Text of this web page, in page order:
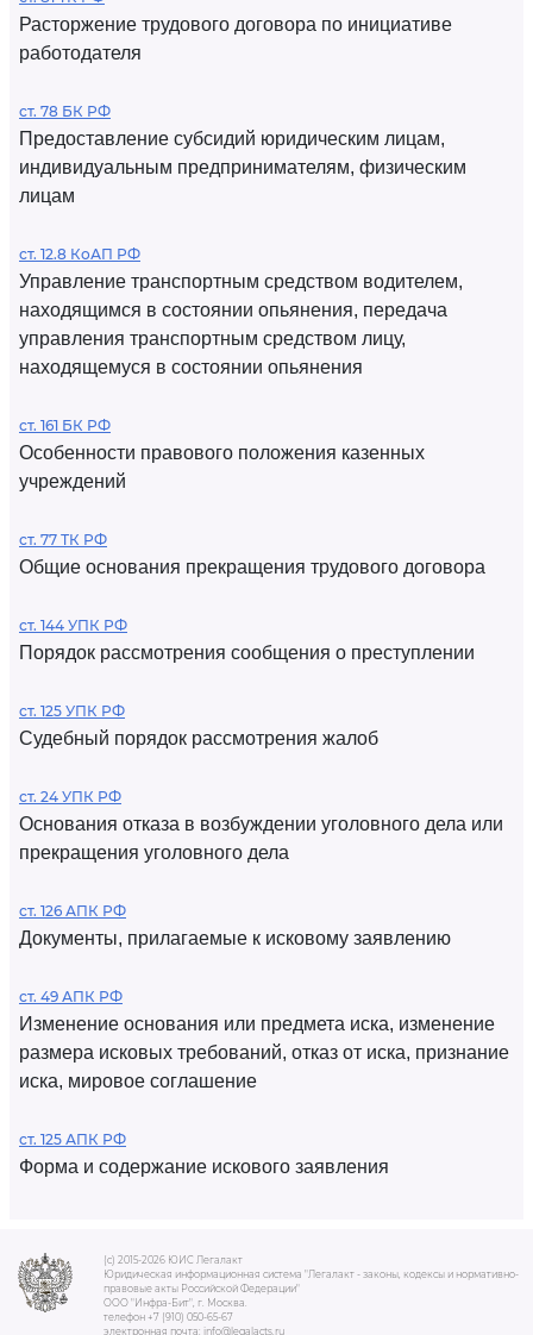
Расторжение трудового договора по инициативе
работодателя
ст. 78 БК РФ
Предоставление субсидий юридическим лицам,
индивидуальным предпринимателям, физическим
лицам
ст. 12.8 КоАП РФ
Управление транспортным средством водителем,
находящимся в состоянии опьянения, передача
управления транспортным средством лицу,
находящемуся в состоянии опьянения
ст. 161 БК РФ
Особенности правового положения казенных
учреждений
ст. 77 ТК РФ
Общие основания прекращения трудового договора
ст. 144 УПК РФ
Порядок рассмотрения сообщения о преступлении
ст. 125 УПК РФ
Судебный порядок рассмотрения жалоб
ст. 24 УПК РФ
Основания отказа в возбуждении уголовного дела или
прекращения уголовного дела
ст. 126 АПК РФ
Документы, прилагаемые к исковому заявлению
ст. 49 АПК РФ
Изменение основания или предмета иска, изменение
размера исковых требований, отказ от иска, признание
иска, мировое соглашение
ст. 125 АПК РФ
Форма и содержание искового заявления
(c) 2015-2026 ЮИС Легалакт
Юридическая информационная система "Легалакт - законы, кодексы и нормативно-
правовые акты Российской Федерации"
ООО "Инфра-Бит", г. Москва.
телефон +7 (910) 050-65-67
электронная почта: info@legalacts.ru